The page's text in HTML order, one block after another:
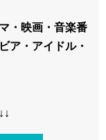
・映画・音楽番
ア・アイドル・